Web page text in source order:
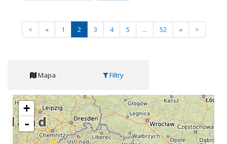
< « 1 2 3 4 5 ... 52 » >
Mapa Filtry
+
-